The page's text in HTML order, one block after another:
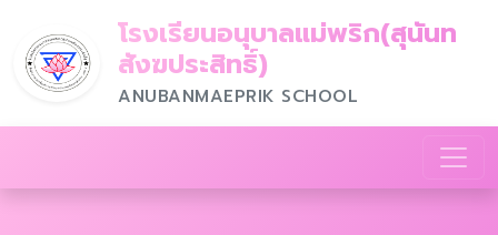
โรงเรียนอนุบาลแม่พริก(สุนันท
สังฆประสิทธิ์)
ANUBANMAEPRIK SCHOOL